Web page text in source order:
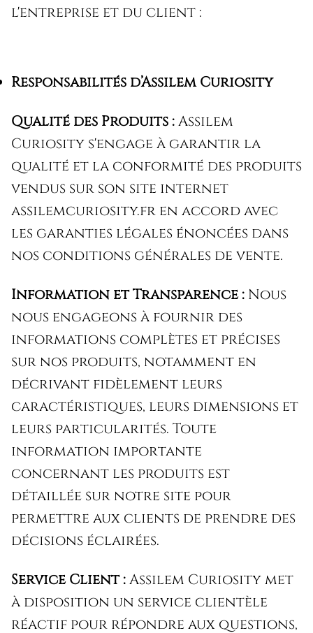
l'entreprise et du client :
Responsabilités d’Assilem Curiosity
Qualité des Produits :Assilem
Curiosity s'engage à garantir la
qualité et la conformité des produits
vendus sur son site internet
assilemcuriosity.fr en accord avec
les garanties légales énoncées dans
nos conditions générales de vente.
Information et Transparence : Nous
nous engageons à fournir des
informations complètes et précises
sur nos produits, notamment en
décrivant fidèlement leurs
caractéristiques, leurs dimensions et
leurs particularités. Toute
information importante
concernant les produits est
détaillée sur notre site pour
permettre aux clients de prendre des
décisions éclairées.
Service Client :Assilem Curiosity met
à disposition un service clientèle
réactif pour répondre aux questions,